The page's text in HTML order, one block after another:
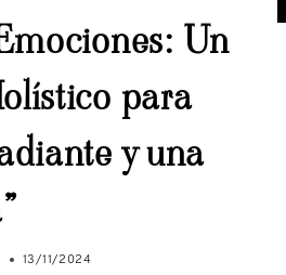
Un
para
y una
13/11/2024